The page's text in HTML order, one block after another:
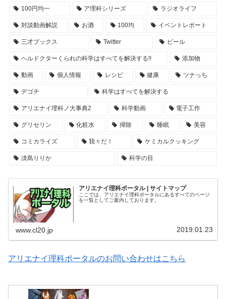
100円均一 ア理科シリーズ ラジオライフ
対談動画解説 お酒 100均 イベントレポート
三才ブックス Twitter ビール
ヘルドクターくられの科学はすべてを解決する!! 添加物
動画 個人情報 レシピ 健康 ツナっち
デゴチ 科学はすべてを解決する
アリエナイ理科ノ大事典2 科学動画 電子工作
グリセリン 化粧水 掃除 睡眠 美容
コミカライズ 我々だ！ ケミカルクッキング
淡島りりか 科学の目
アリエナイ理科ポータル | サイトマップ
ここでは、アリエナイ理科ポータルにあるすべてのページ
を一覧としてご案内しております。
www.cl20.jp 2019.01.23
アリエナイ理科ポータルのお問い合わせはこちら